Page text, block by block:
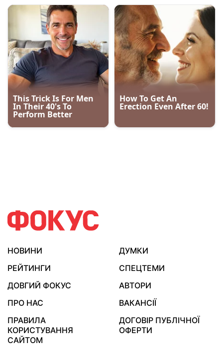
НОВИНИ
ДУМКИ
РЕЙТИНГИ
СПЕЦТЕМИ
ДОВГИЙ ФОКУС
АВТОРИ
ПРО НАС
ВАКАНСІЇ
ПРАВИЛА
КОРИСТУВАННЯ
САЙТОМ
ДОГОВІР ПУБЛІЧНОЇ
ОФЕРТИ